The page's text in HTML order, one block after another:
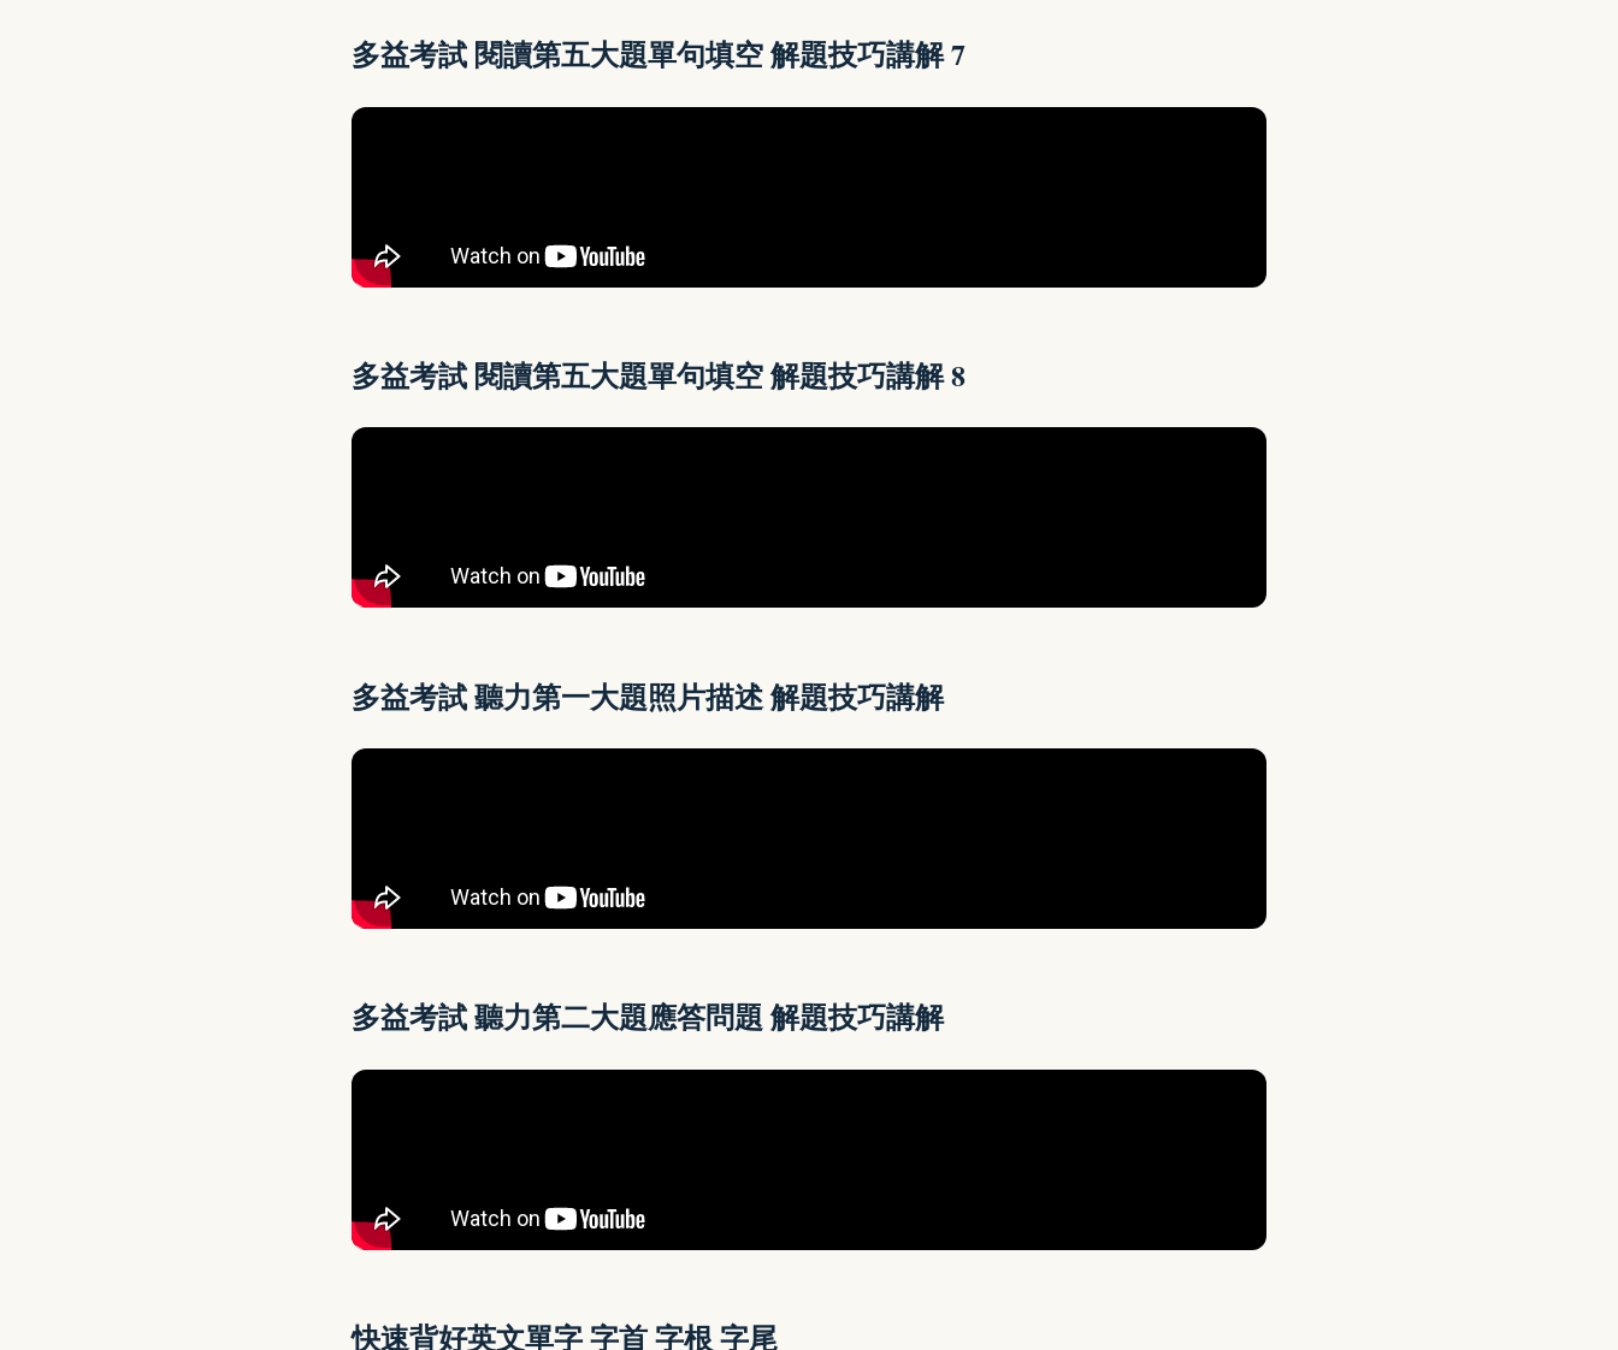
多益考試 閱讀第五大題單句填空 解題技巧講解7
多益考試 閱讀第五大題單句填空 解題技巧講解8
多益考試 聽力第一大題照片描述 解題技巧講解
多益考試 聽力第二大題應答問題 解題技巧講解
快速背好英文單字 字首 字根 字尾